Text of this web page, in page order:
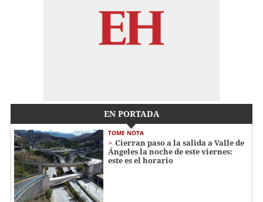
EN PORTADA
TOME NOTA
Cierran paso a la salida a Valle de
Ángeles la noche de este viernes:
este es el horario